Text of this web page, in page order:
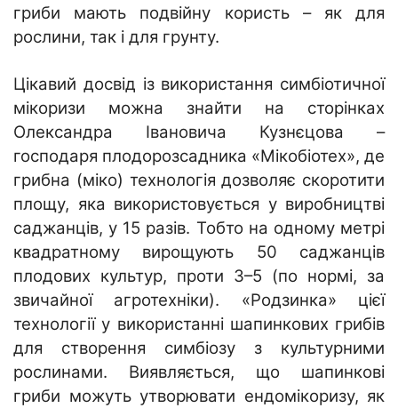
гриби мають подвійну користь – як для
рослини, так і для грунту.
Цікавий досвід із використання симбіотичної
мікоризи можна знайти на сторінках
Олександра Івановича Кузнєцова –
господаря плодорозсадника «Мікобіотех», де
грибна (міко) технологія дозволяє скоротити
площу, яка використовується у виробництві
саджанців, у 15 разів. Тобто на одному метрі
квадратному вирощують 50 саджанців
плодових культур, проти 3–5 (по нормі, за
звичайної агротехніки). «Родзинка» цієї
технології у використанні шапинкових грибів
для створення симбіозу з культурними
рослинами. Виявляється, що шапинкові
гриби можуть утворювати ендомікоризу, як